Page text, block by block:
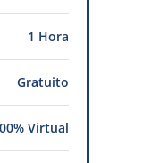
1 Hora
Gratuito
Virtual